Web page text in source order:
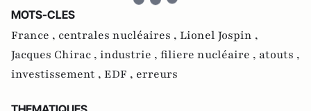
MOTS-CLES
France , centrales nucléaires , Lionel Jospin ,
Jacques Chirac , industrie , filiere nucléaire , atouts ,
investissement , EDF , erreurs